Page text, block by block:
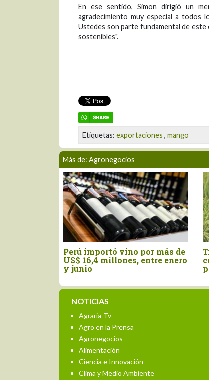
En ese sentido, Simon dirigió un
agradecimiento muy especial a todos
Ustedes son parte fundamental de
sostenibles".
Etiquetas: exportaciones , mango
Más de: Agronegocios
Exportaciones peruanas de
café sumaron US$ 229.2
millones a mayo de 2026
Perú:
crecen 4.9%,
sector partido
NOTICIAS
Agraria-Tv
Agro en la Prensa
Agronegocios
Alimentación
Ciencia e Innovación
Clima y Medio Ambiente